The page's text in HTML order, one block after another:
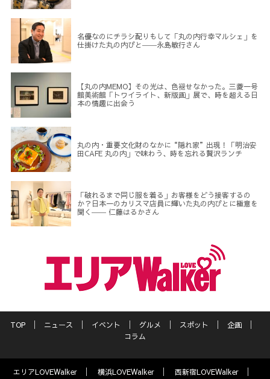
名優なのにチラシ配りもして「丸の内行幸マルシェ」を
仕掛けた丸の内びと――永島敏行さん
【丸の内MEMO】その光は、色褪せなかった。三菱一号
館美術館「トワイライト、新版画」展で、時を超える日
本の情趣に出会う
丸の内・重要文化財のなかに“隠れ家”出現！「明治安
田CAFE 丸の内」で味わう、時を忘れる贅沢ランチ
「破れるまで同じ服を着る」お客様をどう接客するの
か？日本一のカリスマ店員に輝いた丸の内びとに極意を
聞く―― 仁藤はるかさん
TOP ニュース イベント グルメ スポット
企画
コラム
エリアLOVEWalker 横浜LOVEWalker
西新宿LOVEWalker